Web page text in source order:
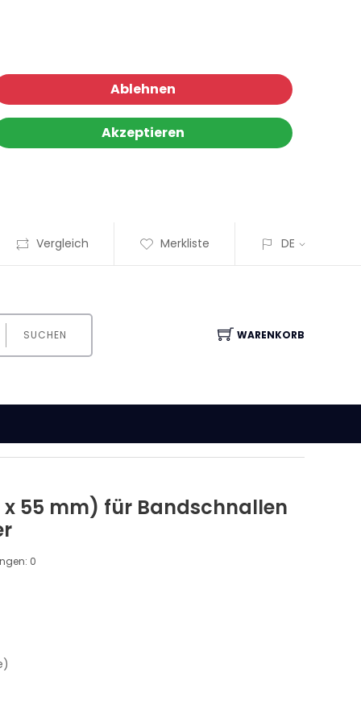
Ablehnen
Akzeptieren
Vergleich Merkliste DE
SUCHEN WARENKORB
55 mm) für Bandschnallen
0